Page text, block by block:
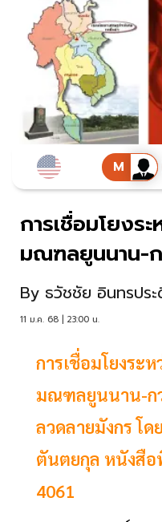
การเชื่อมโยงร
มณฑลยูนนาน-
By ธวัชชัย อินทรปร
11 ม.ค. 68 | 23:00 น.
การเชื่อมโยงระ
มณฑลยูนนาน-ก
ลวดลายมังกร โ
ตันตยกุล หนังสื
4061